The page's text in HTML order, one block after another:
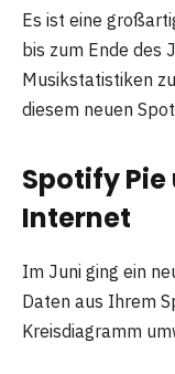
Es ist eine
bis zum Ende des
Musikstatistiken
diesem neuen
Spotify
Internet
Im Juni ging ein
Daten aus Ihrem
Kreisdiagramm